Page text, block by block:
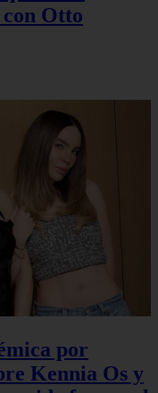
Otto
por
Kennia Os y